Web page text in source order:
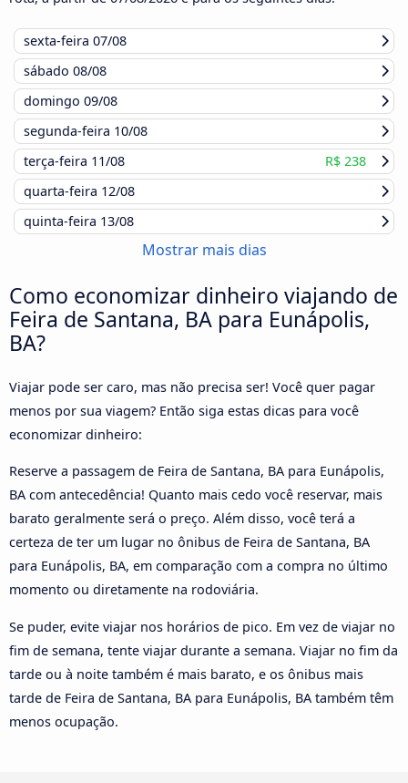
sexta-feira 07/08
sábado 08/08
domingo 09/08
segunda-feira 10/08
terça-feira 11/08
R$ 238
quarta-feira 12/08
quinta-feira 13/08
Mostrar mais dias
Como economizar dinheiro viajando de
Feira de Santana, BA para Eunápolis,
BA?
Viajar pode ser caro, mas não precisa ser! Você quer pagar
menos por sua viagem? Então siga estas dicas para você
economizar dinheiro:
Reserve a passagem de Feira de Santana, BA para Eunápolis,
BA com antecedência! Quanto mais cedo você reservar, mais
barato geralmente será o preço. Além disso, você terá a
certeza de ter um lugar no ônibus de Feira de Santana, BA
para Eunápolis, BA, em comparação com a compra no último
momento ou diretamente na rodoviária.
Se puder, evite viajar nos horários de pico. Em vez de viajar no
fim de semana, tente viajar durante a semana. Viajar no fim da
tarde ou à noite também é mais barato, e os ônibus mais
tarde de Feira de Santana, BA para Eunápolis, BA também têm
menos ocupação.